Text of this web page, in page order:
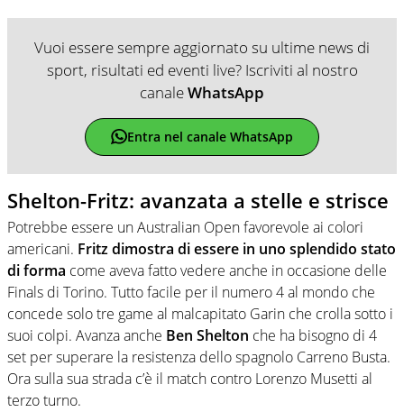
Vuoi essere sempre aggiornato su ultime news di
sport, risultati ed eventi live? Iscriviti al nostro
canaleWhatsApp
Entra nel canale WhatsApp
Shelton-Fritz: avanzata a stelle e strisce
Potrebbe essere un Australian Open favorevole ai colori
americani. Fritz dimostra di essere in uno splendido stato
di forma come aveva fatto vedere anche in occasione delle
Finals di Torino. Tutto facile per il numero 4 al mondo che
concede solo tre game al malcapitato Garin che crolla sotto i
suoi colpi. Avanza anche Ben Shelton che ha bisogno di 4
set per superare la resistenza dello spagnolo Carreno Busta.
Ora sulla sua strada c’è il match contro Lorenzo Musetti al
terzo turno.